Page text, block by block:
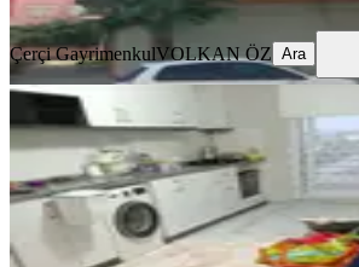
Ara
Çerçi GayrimenkulVOLKAN ÖZ Ara
ÖNE ÇIKAN
Çerçi Emlak'tan
Mah. Satılık 5. Kat
Tarsus, Kemalpaşa
2.5+1·117 m² ·5. Kat·